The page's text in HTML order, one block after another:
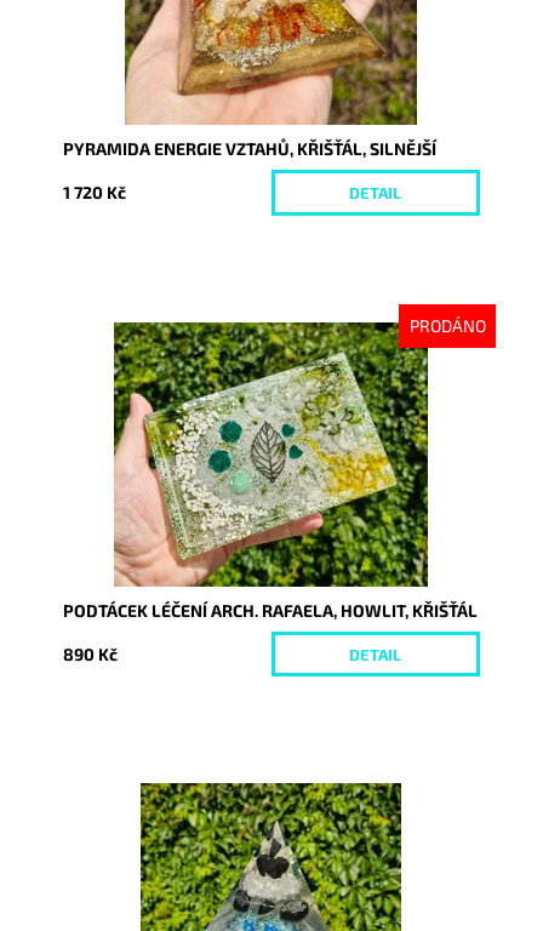
PYRAMIDA ENERGIE VZTAHŮ, KŘIŠŤÁL, SILNĚJŠÍ
1 720 Kč DETAIL
PRODÁNO
Dostupnost:
Vyprodáno
10316
PODTÁCEK LÉČENÍ ARCH. RAFAELA, HOWLIT, KŘIŠŤÁL
890 Kč DETAIL
Dostupnost:
Skladem
10299